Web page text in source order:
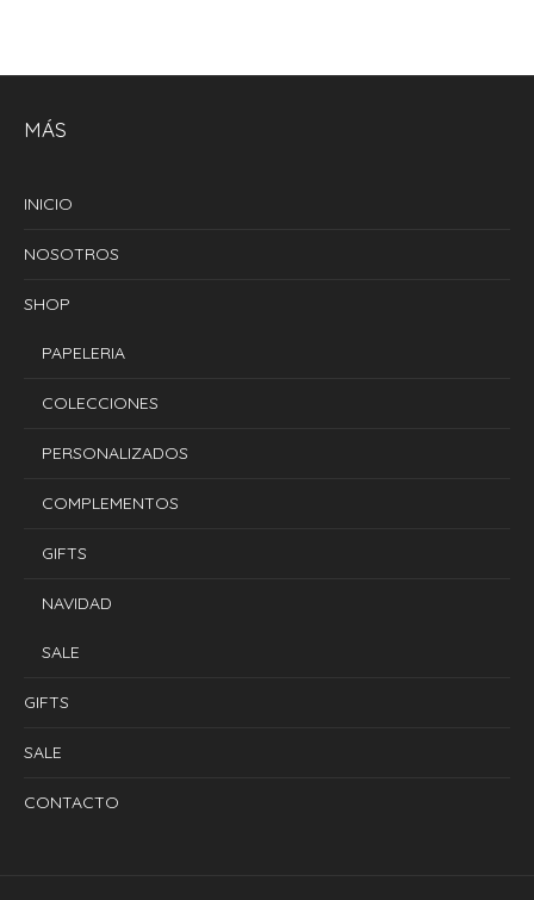
MÁS
INICIO
NOSOTROS
SHOP
PAPELERIA
COLECCIONES
PERSONALIZADOS
COMPLEMENTOS
GIFTS
NAVIDAD
SALE
GIFTS
SALE
CONTACTO